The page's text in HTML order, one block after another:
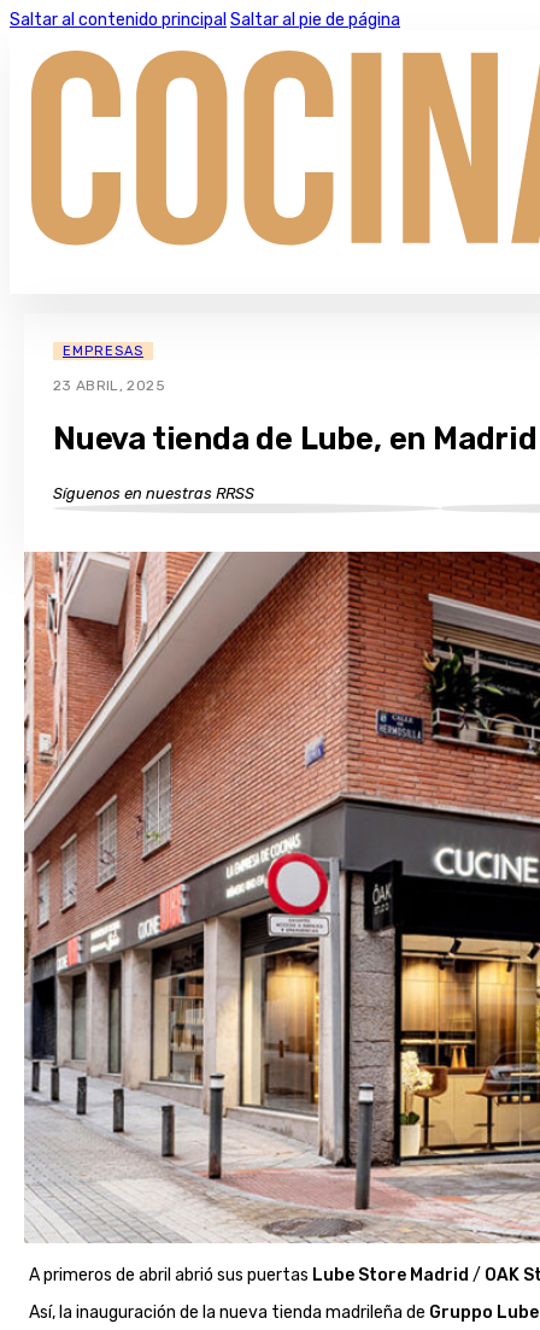
Saltar al contenido principal Saltar al pie de página
EMPRESAS
23 ABRIL, 2025
Nueva tienda de Lube, en Madrid
Síguenos en nuestras RRSS
A primeros de abril abrió sus puertas Lube Store Madrid / OAK
Así, la inauguración de la nueva tienda madrileña de Gruppo